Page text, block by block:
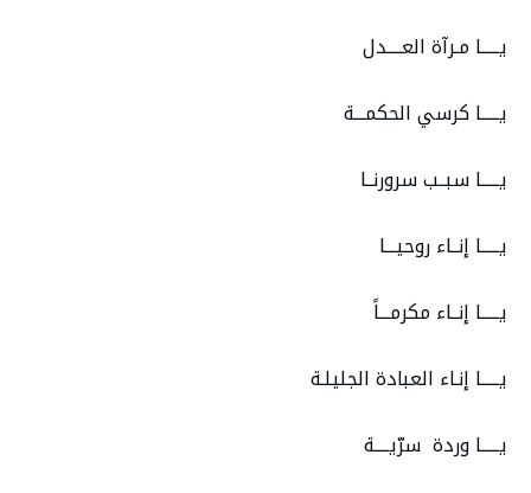
يـــــا مـرآة العــــدل
يـــــا كرسي الحكمـــة
يـــــا سبــب سرورنــا
يـــــا إنــاء روحيـــا
يـــــا إنــاء مكرمـــاً
يـــــا إنـاء العبادة الجليلـة
يـــــا وردة سرّيــــة